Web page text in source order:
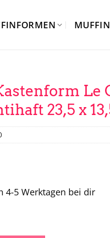
Le
23,5 x
4-5 Werktagen bei dir